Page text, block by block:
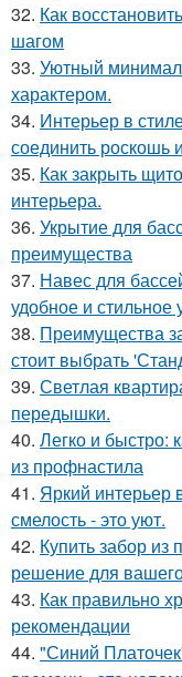
32. Как
шагом
33. Уютный
характером.
34. Интерьер в
соединить роскошь
35. Как закрыть
интерьера.
36. Укрытие для
преимущества
37. Навес для
удобное и стильное
38. Преимущества
стоит выбрать
39. Светлая
передышки.
40. Легко и быстро:
из профнастила
41. Яркий интерьер
смелость - это уют.
42. Купить забор из
решение для
43. Как правильно
рекомендации
44. "Синий